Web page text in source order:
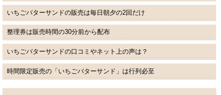
いちごバターサンドの販売は毎日朝夕の2回だけ
整理券は販売時間の30分前から配布
いちごバターサンドの口コミやネット上の声は？
時間限定販売の「いちごバターサンド」は行列必至